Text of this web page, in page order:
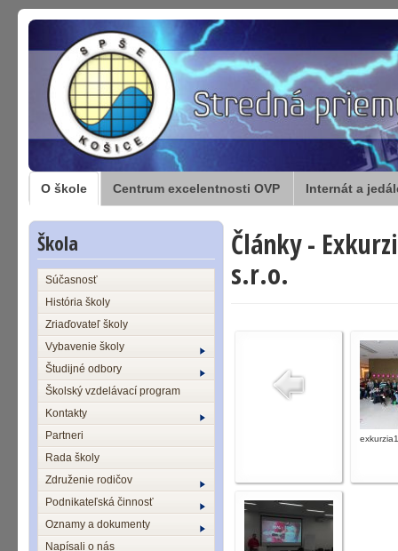
O škole Centrum excelentnosti OVP Internát a
Škola
Súčasnosť
História školy
Zriaďovateľ školy
Vybavenie školy
Študijné odbory
Školský vzdelávací program
Kontakty
Partneri
Rada školy
Združenie rodičov
Podnikateľská činnosť
Oznamy a dokumenty
Napísali o nás
Články -
s.r.o.
exkurzia1